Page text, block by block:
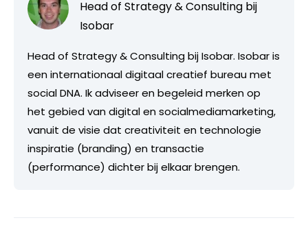
Head of Strategy & Consulting bij
Isobar
Head of Strategy & Consulting bij Isobar. Isobar is
een internationaal digitaal creatief bureau met
social DNA. Ik adviseer en begeleid merken op
het gebied van digital en socialmediamarketing,
vanuit de visie dat creativiteit en technologie
inspiratie (branding) en transactie
(performance) dichter bij elkaar brengen.